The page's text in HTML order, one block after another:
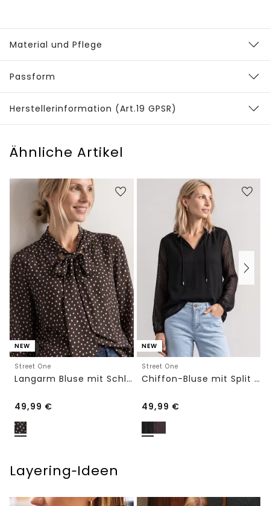
Material und Pflege
Passform
Herstellerinformation (Art.19 GPSR)
Ähnliche Artikel
NEW
Street One
Langarm Bluse mit Schleifendetail
49,99 €
NEW
Street One
Chiffon-Bluse mit Split Neck und Bändern
49,99 €
Layering‑Ideen